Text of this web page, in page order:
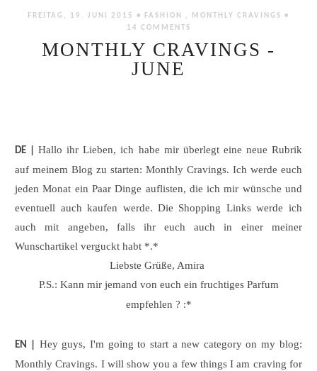
FREITAG, 19. JUNI 2015 • FASHION , MONTHLY CRAVINGS •
14 COMMENTS
MONTHLY CRAVINGS -
JUNE
DE |Hallo ihr Lieben, ich habe mir überlegt eine neue Rubrik
auf meinem Blog zu starten: Monthly Cravings. Ich werde euch
jeden Monat ein Paar Dinge auflisten, die ich mir wünsche und
eventuell auch kaufen werde. Die Shopping Links werde ich
auch mit angeben, falls ihr euch auch in einer meiner
Wunschartikel verguckt habt *.*
Liebste Grüße, Amira
P.S.: Kann mir jemand von euch ein fruchtiges Parfum
empfehlen ? :*
EN |
Hey guys, I'm going to start a new category on my blog:
Monthly Cravings. I will show you a few things I am craving for